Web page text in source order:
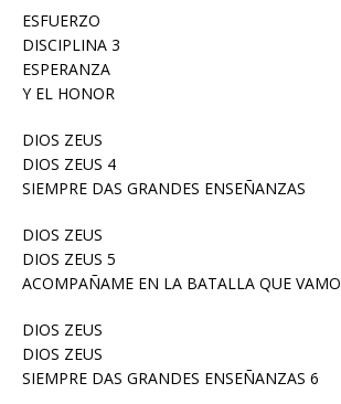
ESFUERZO
DISCIPLINA 3
ESPERANZA
Y EL HONOR
DIOS ZEUS
DIOS ZEUS 4
SIEMPRE DAS GRANDES ENSEÑANZAS
DIOS ZEUS
DIOS ZEUS 5
ACOMPAÑAME EN LA BATALLA QUE
DIOS ZEUS
DIOS ZEUS
SIEMPRE DAS GRANDES ENSEÑANZAS 6